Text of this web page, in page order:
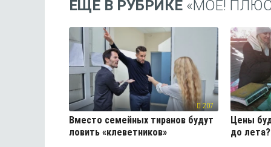
ЕЩЁ В РУБРИКЕ «МОЁ!
207
Вместо семейных тиранов будут
ловить «клеветников»
Цены
до лета?